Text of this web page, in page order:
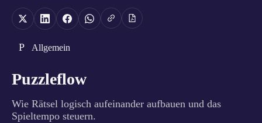
P Allgemein
Puzzleflow
Wie Rätsel logisch aufeinander aufbauen und das
Spieltempo steuern.